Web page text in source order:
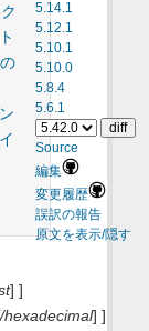
5.14.1
5.12.1
5.10.1
5.10.0
5.8.4
5.6.1
Source
編集
変更履歴
誤訳の報告
原文を表示/隠す
] ]
hexadecimal] ]